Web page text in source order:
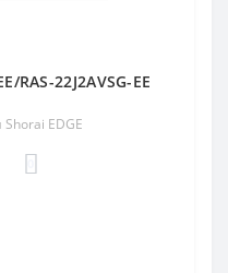
RAS-22J2AVSG-EE
EDGE